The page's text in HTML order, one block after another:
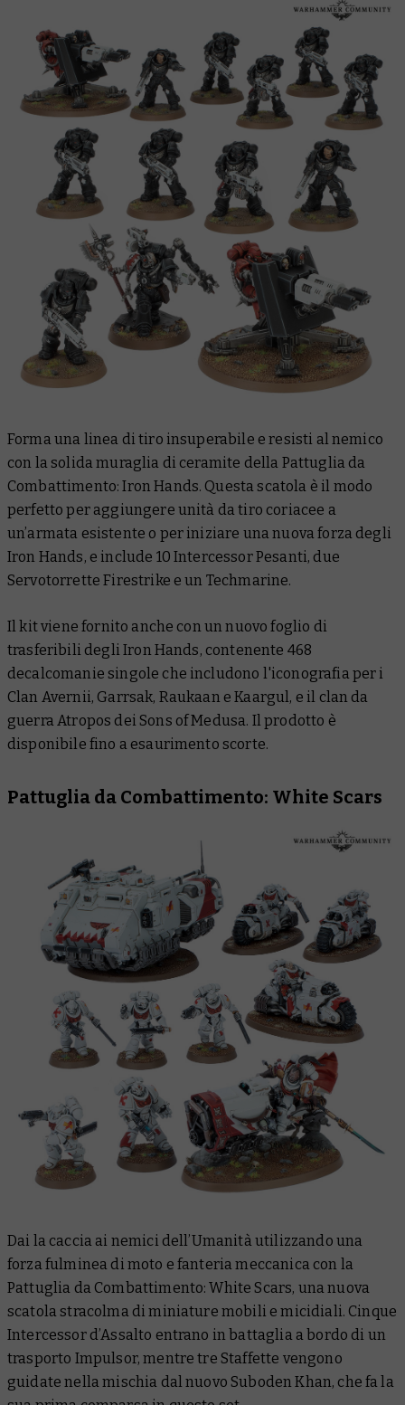
Forma una linea di tiro insuperabile e resisti al nemico
con la solida muraglia di ceramite della Pattuglia da
Combattimento: Iron Hands. Questa scatola è il modo
perfetto per aggiungere unità da tiro coriacee a
un’armata esistente o per iniziare una nuova forza degli
Iron Hands, e include 10 Intercessor Pesanti, due
Servotorrette Firestrike e un Techmarine.
Il kit viene fornito anche con un nuovo foglio di
trasferibili degli Iron Hands, contenente 468
decalcomanie singole che includono l'iconografia per i
Clan Avernii, Garrsak, Raukaan e Kaargul, e il clan da
guerra Atropos dei Sons of Medusa. Il prodotto è
disponibile fino a esaurimento scorte.
Pattuglia da Combattimento: White Scars
Dai la caccia ai nemici dell’Umanità utilizzando una
forza fulminea di moto e fanteria meccanica con la
Pattuglia da Combattimento: White Scars, una nuova
scatola stracolma di miniature mobili e micidiali. Cinque
Intercessor d’Assalto entrano in battaglia a bordo di un
trasporto Impulsor, mentre tre Staffette vengono
guidate nella mischia dal nuovo Suboden Khan, che fa la